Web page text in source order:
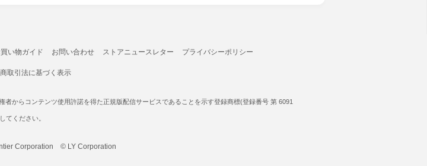
い物ガイド お問い合わせ ストアニュースレター プライバシーポリシー
取引法に基づく表示
からコンテンツ使用許諾を得た正規版配信サービスであることを示す登録商標(登録番号 第 6091
てください。
Corporation © LY Corporation